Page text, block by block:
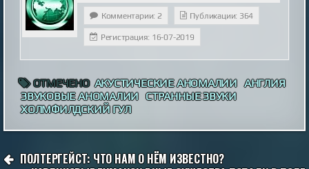
Комментарии: 2 Публикации: 364
Регистрация: 16-07-2019
ОТМЕЧЕНО АКУСТИЧЕСКИЕ АНОМАЛИИ АНГЛИЯ
ЗВУКОВЫЕ АНОМАЛИИ СТРАННЫЕ ЗВУКИ
ХОЛМФИЛДСКИЙ ГУЛ
НАВИГАЦИЯ
ПОЛТЕРГЕЙСТ: ЧТО НАМ О НЁМ ИЗВЕСТНО?